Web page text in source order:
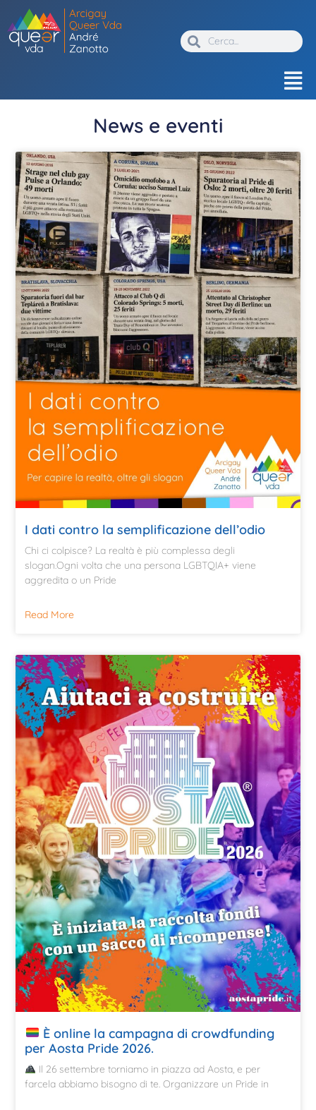
News e eventi
I dati contro la semplificazione dell’odio
Chi ci colpisce? La realtà è più complessa degli
slogan.Ogni volta che una persona LGBTQIA+ viene
aggredita o un Pride
Read More
È online la campagna di crowdfunding
per Aosta Pride 2026.
Il 26 settembre torniamo in piazza ad Aosta, e per
farcela abbiamo bisogno di te. Organizzare un Pride in